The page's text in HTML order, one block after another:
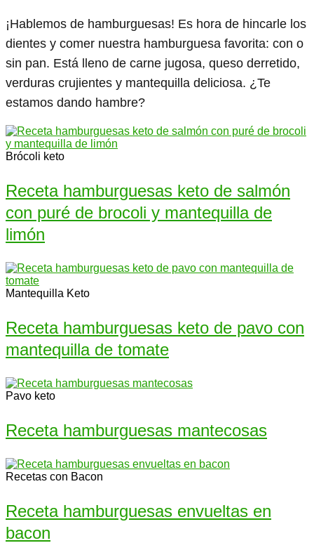
¡Hablemos de hamburguesas! Es hora de hincarle los
dientes y comer nuestra hamburguesa favorita: con o
sin pan. Está lleno de carne jugosa, queso derretido,
verduras crujientes y mantequilla deliciosa. ¿Te
estamos dando hambre?
Brócoli keto
Receta hamburguesas keto de salmón
con puré de brocoli y mantequilla de
limón
Mantequilla Keto
Receta hamburguesas keto de pavo con
mantequilla de tomate
Pavo keto
Receta hamburguesas mantecosas
Recetas con Bacon
Receta hamburguesas envueltas en
bacon